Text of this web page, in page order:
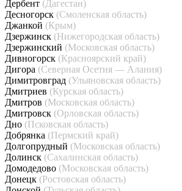
Дербент (Дагестан)
Десногорск (Смоленская область)
Джанкой (Крым)
Дзержинск (Нижегородская область)
Дзержинский (Московская область)
Дивногорск (Красноярский край)
Дигора (Северная Осетия — Алания)
Димитровград (Ульяновская область)
Дмитриев (Курская область)
Дмитров (Московская область)
Дмитровск (Орловская область)
Дно (Псковская область)
Добрянка (Пермский край)
Долгопрудный (Московская область)
Долинск (Сахалинская область)
Домодедово (Московская область)
Донецк (Ростовская область)